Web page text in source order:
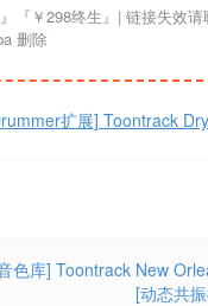
删除
扩展] Toontrack
库] Toontrack New
[动态共